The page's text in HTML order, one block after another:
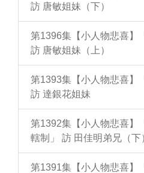
訪 唐敏姐妹（下）
第1396集【小人物悲喜】
訪 唐敏姐妹（上）
第1393集【小人物悲喜】
訪 達銀花姐妹
第1392集【小人物悲喜】
轄制」 訪 田佳明弟兄（下
第1391集【小人物悲喜】